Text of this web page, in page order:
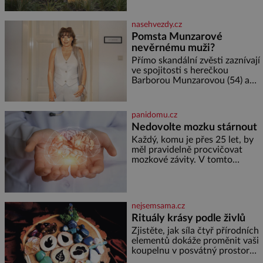
medu – zhruba jednu čajovou
lžičku. Sama o sobě se může
zdát bezvýznamná. Teprve když
se spojí s dalšími desítkami tisíc
příslušnic svého včelstva,
vznikne jeden z
nejdokonalejších organismů
nasehvezdy.cz
Pomsta Munzarové
nevěrnému muži?
Přímo skandální zvěsti zaznívají
ve spojitosti s herečkou
Barborou Munzarovou (54) a
viděna s jakýmsi sympaťákem, s
nímž se velmi družně, až d
panidomu.cz
Nedovolte mozku stárnout
Každý, komu je přes 25 let, by
měl pravidelně procvičovat
mozkové závity. V tomto
marně v paměti lovíte název
knížky, kterou jste nedávno
přečetli. Je to opravdu tak, s
věkem jako kdyby se paměť
rozhodla stávkovat. Cvičte
nejsemsama.cz
Rituály krásy podle živlů
Zjistěte, jak síla čtyř přírodních
elementů dokáže proměnit vaši
koupelnu v posvátný prostor